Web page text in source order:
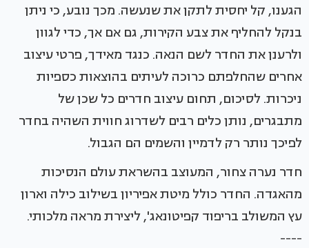
הגענו, קל יחסית לתקן את שנעשה. מכך נובע, כי ניתן
בנקל להחליף את צבע הקירות, גם אם אך, כדי לגוון
ולרענן את החדר לשם הנאה. כנגד מאידך, פרטי עיצוב
אחרים שהחלפתם כרוכה לעיתים בהוצאות כספיות
ניכרות. לסיכום, תחום עיצוב חדרים כל שכן של
מתבגרים, נותן כלים רבים לשדרוג חווית השהיה בחדר
לפיכך נותר רק לדמיין והשמים הם הגבול.
חדר נערה צחור, המעוצב בהשראת עולם הנסיכות
מהאגדה. החדר כולל מיטת אפיריון בשילוב כילה וארון
עץ המשולב בריפוד קפיטונאג', ליצירת מראה מלכותי.
----